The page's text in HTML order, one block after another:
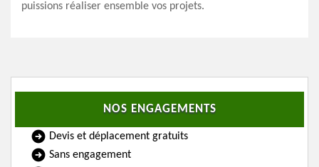
puissions réaliser ensemble vos projets.
NOS ENGAGEMENTS
Devis et déplacement gratuits
Sans engagement